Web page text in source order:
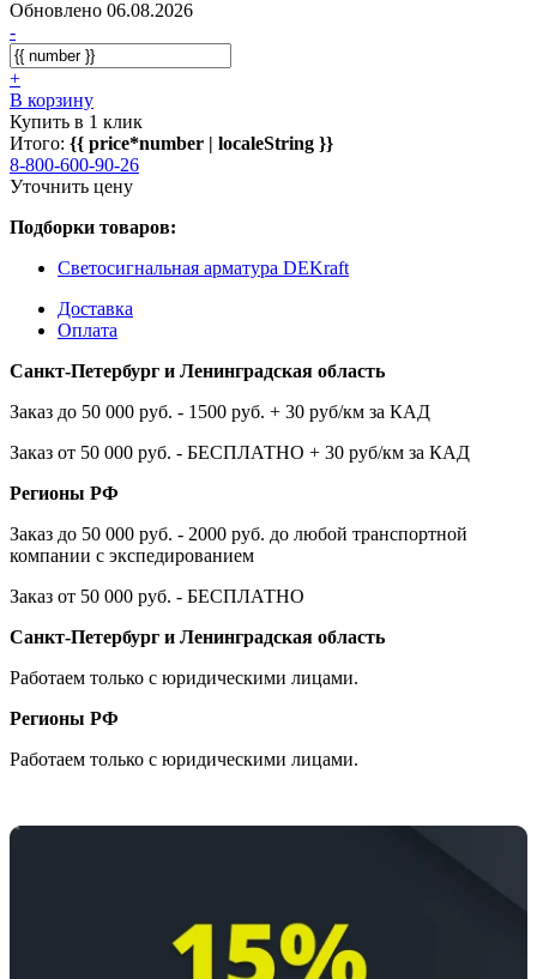
Обновлено 06.08.2026
-
+
В корзину
Купить в 1 клик
Итого: {{ price*number | localeString }}
8-800-600-90-26
Уточнить цену
Подборки товаров:
Светосигнальная арматура DEKraft
Доставка
Оплата
Санкт-Петербург и Ленинградская область
Заказ до 50 000 руб. - 1500 руб. + 30 руб/км за КАД
Заказ от 50 000 руб. - БЕСПЛАТНО + 30 руб/км за КАД
Регионы РФ
Заказ до 50 000 руб. - 2000 руб. до любой транспортной
компании с экспедированием
Заказ от 50 000 руб. - БЕСПЛАТНО
Санкт-Петербург и Ленинградская область
Работаем только с юридическими лицами.
Регионы РФ
Работаем только с юридическими лицами.